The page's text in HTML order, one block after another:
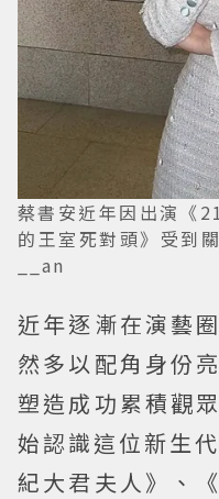
蔡書安近年因出演《
的王室死對頭》受到
__an
近年逐漸在演藝
然多以配角身份
塑造成功累積觀
始認識這位新生
紀大君夫人》、